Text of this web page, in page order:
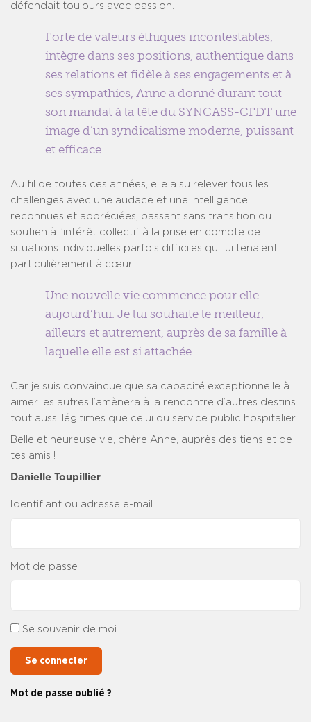
défendait toujours avec passion.
Forte de valeurs éthiques incontestables,
intègre dans ses positions, authentique dans
ses relations et fidèle à ses engagements et à
ses sympathies, Anne a donné durant tout
son mandat à la tête du SYNCASS-CFDT une
image d’un syndicalisme moderne, puissant
et efficace.
Au fil de toutes ces années, elle a su relever tous les
challenges avec une audace et une intelligence
reconnues et appréciées, passant sans transition du
soutien à l’intérêt collectif à la prise en compte de
situations individuelles parfois difficiles qui lui tenaient
particulièrement à cœur.
Une nouvelle vie commence pour elle
aujourd’hui. Je lui souhaite le meilleur,
ailleurs et autrement, auprès de sa famille à
laquelle elle est si attachée.
Car je suis convaincue que sa capacité exceptionnelle à
aimer les autres l’amènera à la rencontre d’autres destins
tout aussi légitimes que celui du service public hospitalier.
Belle et heureuse vie, chère Anne, auprès des tiens et de
tes amis !
Danielle Toupillier
Identifiant ou adresse e-mail
Mot de passe
Se souvenir de moi
Se connecter
Mot de passe oublié ?